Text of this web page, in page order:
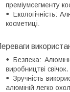
преміумсегменту
Екологічність:
косметиці.
Безпека:
виробництві свічок.
Зручність
алюміній легко